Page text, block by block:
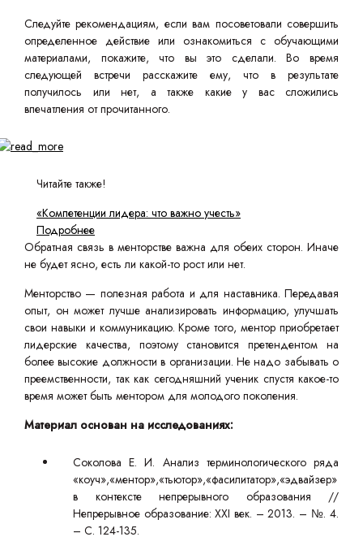
Следуйте рекомендациям, если вам посоветовали совершить
определенное действие или ознакомиться с обучающими
материалами, покажите, что вы это сделали. Во время
следующей встречи расскажите ему, что в результате
получилось или нет, а также какие у вас сложились
впечатления от прочитанного.
Читайте также!
«Компетенции лидера: что важно учесть»
Подробнее
Обратная связь в менторстве важна для обеих сторон. Иначе
не будет ясно, есть ли какой-то рост или нет.
Менторство — полезная работа и для наставника. Передавая
опыт, он может лучше анализировать информацию, улучшать
свои навыки и коммуникацию. Кроме того, ментор приобретает
лидерские качества, поэтому становится претендентом на
более высокие должности в организации. Не надо забывать о
преемственности, так как сегодняшний ученик спустя какое-то
время может быть ментором для молодого поколения.
Материал основан на исследованиях:
Соколова Е. И. Анализ терминологического ряда
«коуч»,«ментор»,«тьютор»,«фасилитатор»,«эдвайзер»
в контексте непрерывного образования //
Непрерывное образование: XXI век. – 2013. – №. 4.
– С. 124-135.